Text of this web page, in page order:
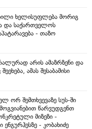
ხელისუფლება მორიგ
და საქართველოს
- თაზო
არის ამაზრზენი და
ამას შესაბამისი
ორ შემთხვევაზე სუს-ში
წარვუდგენთ
მიზეზი -
- კობახიძე